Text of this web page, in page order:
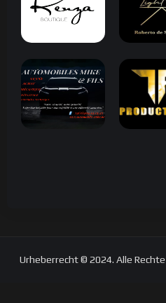
Urheberrecht © 2024. Alle